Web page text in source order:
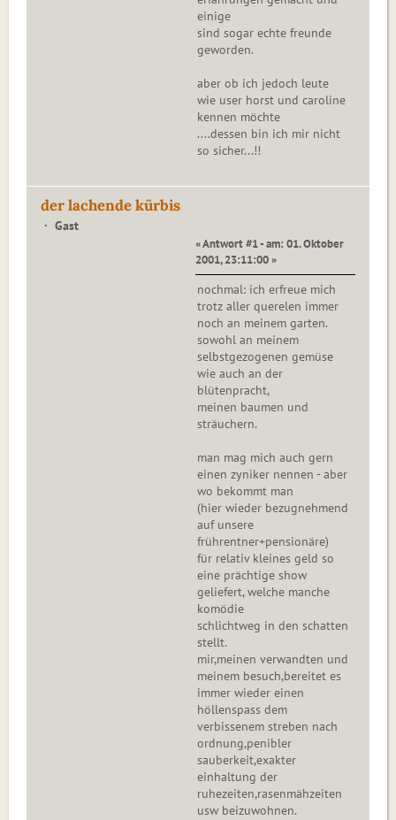
einige
sind sogar echte freunde
geworden.
aber ob ich jedoch leute
wie user horst und caroline
kennen möchte
....dessen bin ich mir nicht
so sicher...!!
der lachende kürbis
Gast
« Antwort #1 - am: 01. Oktober
2001, 23:11:00 »
nochmal: ich erfreue mich
trotz aller querelen immer
noch an meinem garten.
sowohl an meinem
selbstgezogenen gemüse
wie auch an der
blütenpracht,
meinen baumen und
sträuchern.
man mag mich auch gern
einen zyniker nennen - aber
wo bekommt man
(hier wieder bezugnehmend
auf unsere
frührentner+pensionäre)
für relativ kleines geld so
eine prächtige show
geliefert, welche manche
komödie
schlichtweg in den schatten
stellt.
mir,meinen verwandten und
meinem besuch,bereitet es
immer wieder einen
höllenspass dem
verbissenem streben nach
ordnung,penibler
sauberkeit,exakter
einhaltung der
ruhezeiten,rasenmähzeiten
usw beizuwohnen.